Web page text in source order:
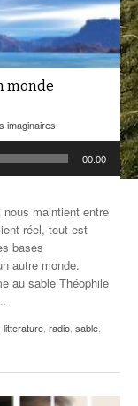
monde
imaginaires
00:00
maintient entre
réel, tout est
bases
autre monde.
au sable Théophile
litterature radio sable